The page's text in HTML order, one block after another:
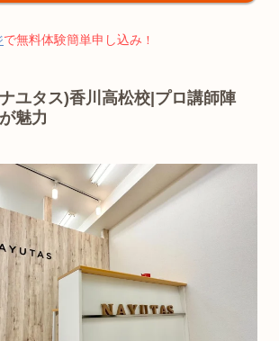
で無料体験簡単申し込み ！
ユタス)香川高松校|プロ講師陣
魅力